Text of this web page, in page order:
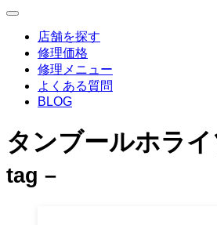
店舗を探す
修理価格
修理メニュー
よくある質問
BLOG
タンブールホラ
tag –